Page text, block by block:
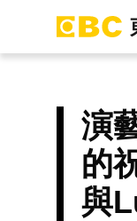
演
的
與